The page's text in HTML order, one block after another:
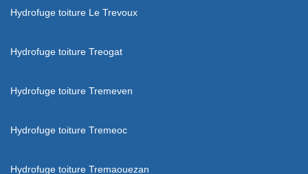
Hydrofuge toiture Le Trevoux
Hydrofuge toiture Treogat
Hydrofuge toiture Tremeven
Hydrofuge toiture Tremeoc
Hydrofuge toiture Tremaouezan